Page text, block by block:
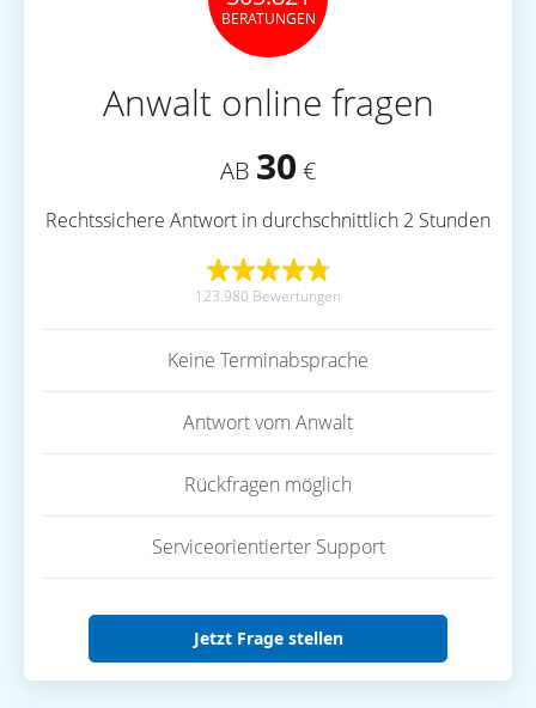
BERATUNGEN
Anwalt online fragen
AB 30 €
Rechtssichere Antwort in durchschnittlich 2 Stunden
123.980 Bewertungen
Keine Terminabsprache
Antwort vom Anwalt
Rückfragen möglich
Serviceorientierter Support
Jetzt Frage stellen